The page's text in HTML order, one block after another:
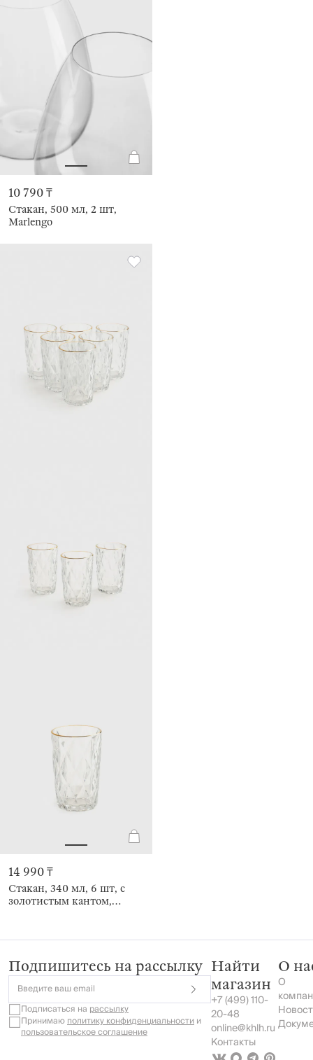
10 790 ₸
Стакан, 500 мл, 2 шт,
Marlengo
14 990 ₸
Стакан, 340 мл, 6 шт, с
золотистым кантом,
Подпишитесь на рассылку
Введите ваш email
Подписаться на рассылку
Принимаюполитику конфиденциальностии
пользовательское соглашение
Найти
магазин
+7 (499) 110-
20-48
online@khlh.ru
Контакты
О
О